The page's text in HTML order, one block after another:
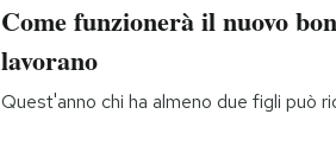
Come funzionerà il nuovo
lavorano
Quest'anno chi ha almeno due figli può